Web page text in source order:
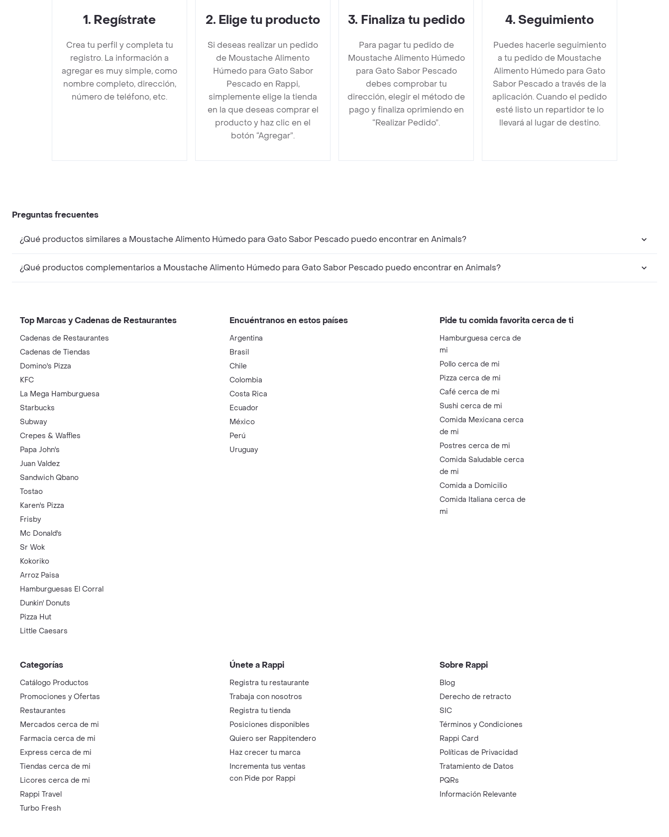
1. Regístrate
Crea tu perfil y completa tu
registro. La información a
agregar es muy simple, como
nombre completo, dirección,
número de teléfono, etc.
2. Elige tu producto
Si deseas realizar un pedido
de Moustache Alimento
Húmedo para Gato Sabor
Pescado en Rappi,
simplemente elige la tienda
en la que deseas comprar el
producto y haz clic en el
botón “Agregar”.
3. Finaliza tu pedido
Para pagar tu pedido de
Moustache Alimento Húmedo
para Gato Sabor Pescado
debes comprobar tu
dirección, elegir el método de
pago y finaliza oprimiendo en
“Realizar Pedido”.
4. Seguimiento
Puedes hacerle seguimiento
a tu pedido de Moustache
Alimento Húmedo para Gato
Sabor Pescado a través de la
aplicación. Cuando el pedido
esté listo un repartidor te lo
llevará al lugar de destino.
Preguntas frecuentes
¿Qué productos similares a Moustache Alimento Húmedo para Gato Sabor Pescado puedo encontrar en Animals?
¿Qué productos complementarios a Moustache Alimento Húmedo para Gato Sabor Pescado puedo encontrar en Animals?
Top Marcas y Cadenas de Restaurantes
Cadenas de Restaurantes
Cadenas de Tiendas
Domino's Pizza
KFC
La Mega Hamburguesa
Starbucks
Subway
Crepes & Waffles
Papa John's
Juan Valdez
Sandwich Qbano
Tostao
Karen's Pizza
Frisby
Mc Donald's
Sr Wok
Kokoriko
Arroz Paisa
Hamburguesas El Corral
Dunkin' Donuts
Pizza Hut
Little Caesars
Encuéntranos en estos países
Argentina
Brasil
Chile
Colombia
Costa Rica
Ecuador
México
Perú
Uruguay
Pide tu comida favorita cerca de ti
Hamburguesa cerca de
mi
Pollo cerca de mi
Pizza cerca de mi
Café cerca de mi
Sushi cerca de mi
Comida Mexicana cerca
de mi
Postres cerca de mi
Comida Saludable cerca
de mi
Comida a Domicilio
Comida Italiana cerca de
mi
Categorías
Catálogo Productos
Promociones y Ofertas
Restaurantes
Mercados cerca de mi
Farmacia cerca de mi
Express cerca de mi
Tiendas cerca de mi
Licores cerca de mi
Rappi Travel
Turbo Fresh
Únete a Rappi
Registra tu restaurante
Trabaja con nosotros
Registra tu tienda
Posiciones disponibles
Quiero ser Rappitendero
Haz crecer tu marca
Incrementa tus ventas
con Pide por Rappi
Sobre Rappi
Blog
Derecho de retracto
SIC
Términos y Condiciones
Rappi Card
Políticas de Privacidad
Tratamiento de Datos
PQRs
Información Relevante